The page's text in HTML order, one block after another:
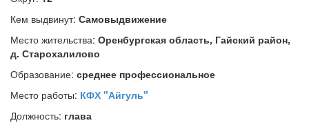
Кем выдвинут: Самовыдвижение
Место жительства: Оренбургская область, Гайский район,
д. Старохалилово
Образование: среднее профессиональное
Место работы: КФХ "Айгуль"
Должность: глава